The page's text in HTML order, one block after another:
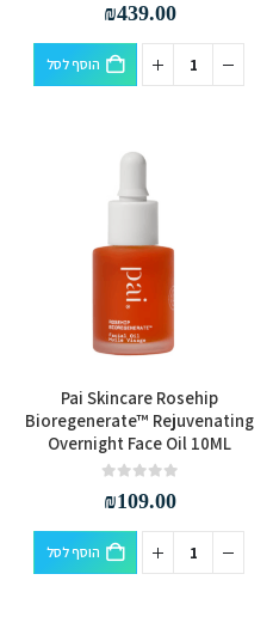
₪439.00
הוסף לסל
Pai Skincare Rosehip
Bioregenerate™ Rejuvenating
Overnight Face Oil 10ML
₪109.00
הוסף לסל